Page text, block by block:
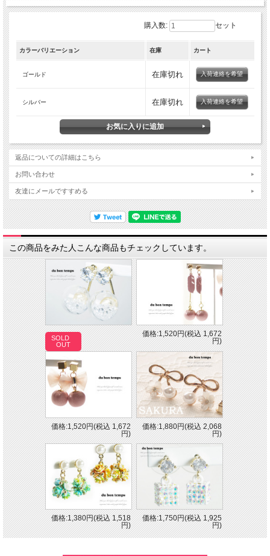
おおぶりで個性的な印象のチェーンモチーフピアスです。よく見るとチェーンの中
にラインストーンがびっしり入っていて、揺れるたび煌きます。このチェーンモチ
ーフが3連になって目をひく印象的なデザインに仕上がっています。お顔周りを華
購入数: セット
カラーバリエーション 在庫 カート
ゴールド 在庫切れ 入荷連絡を希望
シルバー 在庫切れ 入荷連絡を希望
返品についての詳細はこちら
お問い合わせ
友達にメールですすめる
この商品をみた人こんな商品もチェックしています。
SOLD
OUT
価格:1,520円(税込 1,672
円)
価格:1,520円(税込 1,672
円)
価格:1,880円(税込 2,068
円)
価格:1,380円(税込 1,518
円)
価格:1,750円(税込 1,925
円)